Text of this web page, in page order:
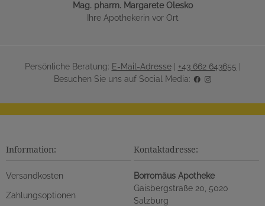
Mag. pharm. Margarete Olesko
Ihre Apothekerin vor Ort
Persönliche Beratung: E-Mail-Adresse| +43 662 643655
Besuchen Sie uns auf Social Media:
Information:
Versandkosten
Zahlungsoptionen
Kontaktadresse:
Borromäus Apotheke
Gaisbergstraße 20, 5020
Salzburg